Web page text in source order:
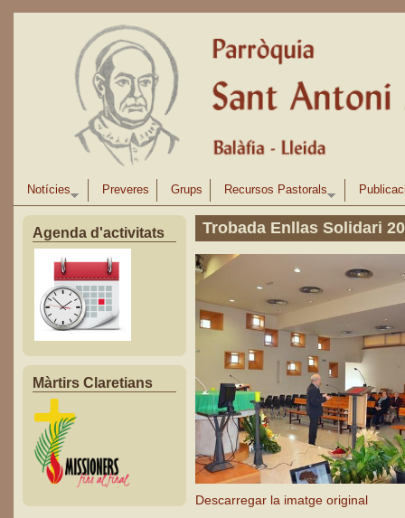
Notícies Preveres Grups Recursos Pastorals
Agenda d'activitats
Màrtirs Claretians
Trobada Enllas Solidari
Descarregar la imatge original